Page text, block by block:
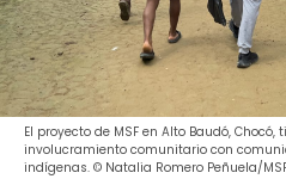
El proyecto de MSF en Alto Baudó,
involucramiento comunitario con
indígenas. © Natalia Romero Peñuela/